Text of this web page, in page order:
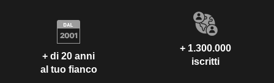
+ di 20 anni
al tuo fianco
+ 1.300.000
iscritti